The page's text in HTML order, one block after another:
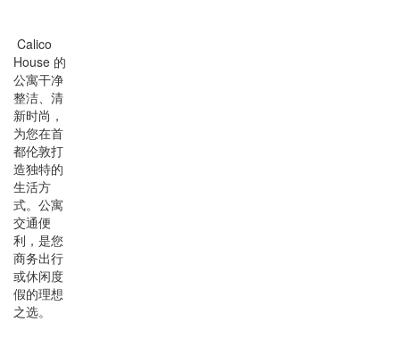
Calico
House 的
公寓干净
整洁、清
新时尚，
为您在首
都伦敦打
造独特的
生活方
式。公寓
交通便
利，是您
商务出行
或休闲度
假的理想
之选。